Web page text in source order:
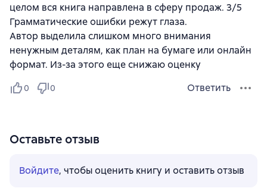
целом вся книга направлена в сферу продаж. 3/5
Грамматические ошибки режут глаза.
Автор выделила слишком много внимания
ненужным деталям, как план на бумаге или онлайн
формат. Из-за этого еще снижаю оценку
0 0 Ответить
Оставьте отзыв
Войдите, чтобы оценить книгу и оставить отзыв